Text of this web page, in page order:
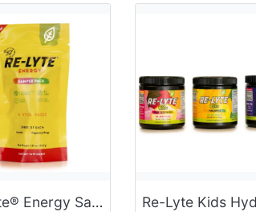
Re-Lyte® Energy Sample Pack